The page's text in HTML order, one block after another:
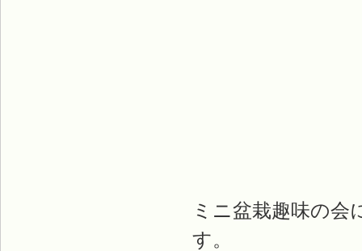
ミニ盆栽趣味の会
す。